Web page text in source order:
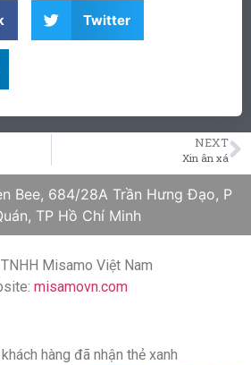
Twitter
NEXT
Xin ân xá
Bee, 684/28A Trần Hưng Đạo, P
TP Hồ Chí Minh
Misamo Việt Nam
misamovn.com
hàng đã nhận thẻ xanh